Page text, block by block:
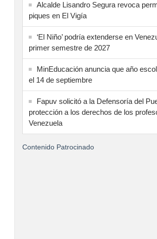
Alcalde Lisandro Segura revoca
piques en El Vigía
‘El Niño’ podría extenderse en
primer semestre de 2027
MinEducación anuncia que año
el 14 de septiembre
Fapuv solicitó a la Defensoría del
protección a los derechos de los
Venezuela
Contenido Patrocinado